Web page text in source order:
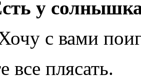
у
с вами
все плясать.